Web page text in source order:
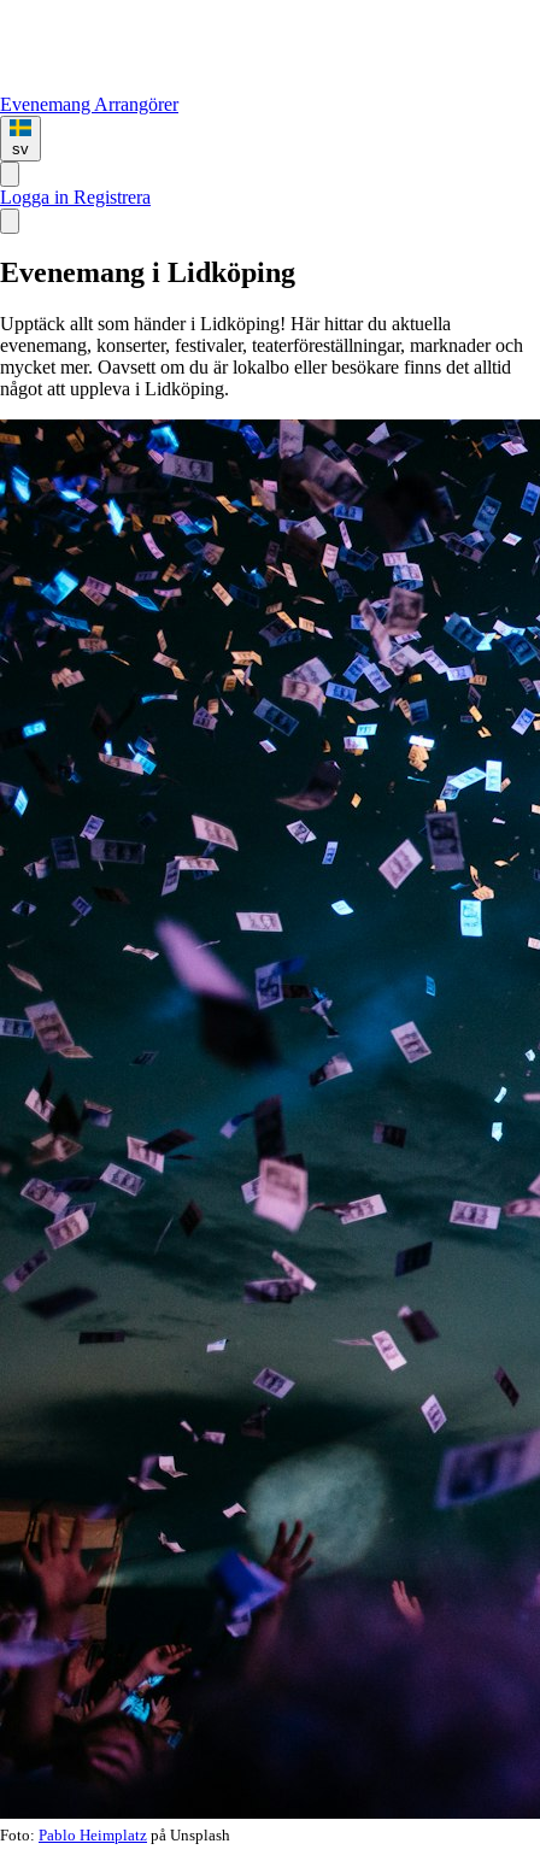
Evenemang Arrangörer
sv
Logga in Registrera
Evenemang i Lidköping
Upptäck allt som händer i Lidköping! Här hittar du aktuella
evenemang, konserter, festivaler, teaterföreställningar, marknader och
mycket mer. Oavsett om du är lokalbo eller besökare finns det alltid
något att uppleva i Lidköping.
Foto: Pablo Heimplatz på Unsplash